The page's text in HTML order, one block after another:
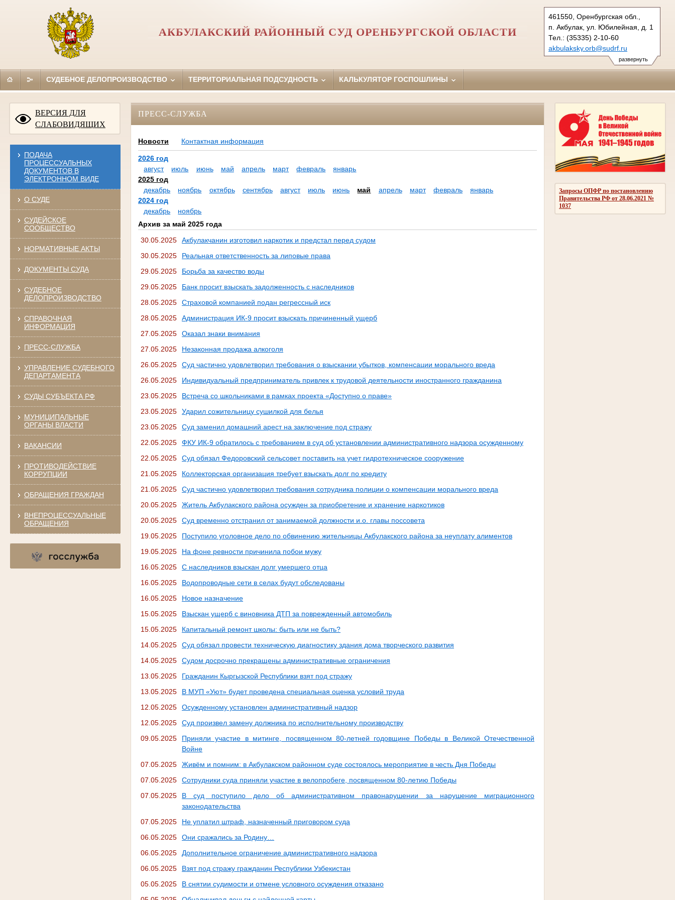
развернуть
461550, Оренбургская обл.,
п. Акбулак, ул. Юбилейная, д. 1
Тел.: (35335) 2-10-60
akbulaksky.orb@sudrf.ru
АКБУЛАКСКИЙ РАЙОННЫЙ СУД ОРЕНБУРГСКОЙ ОБЛАСТИ
СУДЕБНОЕ ДЕЛОПРОИЗВОДСТВО ТЕРРИТОРИАЛЬНАЯ ПОДСУДНОСТЬ КАЛЬКУЛЯТОР ГОСПОШЛИНЫ
ВЕРСИЯ ДЛЯ
СЛАБОВИДЯЩИХ
ПОДАЧА
ПРОЦЕССУАЛЬНЫХ
ДОКУМЕНТОВ В
ЭЛЕКТРОННОМ ВИДЕ
О СУДЕ
СУДЕЙСКОЕ
СООБЩЕСТВО
НОРМАТИВНЫЕ АКТЫ
ДОКУМЕНТЫ СУДА
СУДЕБНОЕ
ДЕЛОПРОИЗВОДСТВО
СПРАВОЧНАЯ
ИНФОРМАЦИЯ
ПРЕСС-СЛУЖБА
УПРАВЛЕНИЕ СУДЕБНОГО
ДЕПАРТАМЕНТА
СУДЫ СУБЪЕКТА РФ
МУНИЦИПАЛЬНЫЕ
ОРГАНЫ ВЛАСТИ
ВАКАНСИИ
ПРОТИВОДЕЙСТВИЕ
КОРРУПЦИИ
ОБРАЩЕНИЯ ГРАЖДАН
ВНЕПРОЦЕССУАЛЬНЫЕ
ОБРАЩЕНИЯ
Запросы ОПФР по постановлению
Правительства РФ от 28.06.2021 №
1037
ПРЕСС-СЛУЖБА
Новости Контактная информация
2026 год
август
июль июнь май апрель март февраль
январь
2025 год
декабрь
ноябрь октябрь сентябрь август июль июнь май апрель март февраль
январь
2024 год
декабрь
ноябрь
Архив за май 2025 года
30.05.2025
Акбулакчанин изготовил наркотик и предстал перед судом
30.05.2025
Реальная ответственность за липовые права
29.05.2025
Борьба за качество воды
29.05.2025
Банк просит взыскать задолженность с наследников
28.05.2025
Страховой компанией подан регрессный иск
28.05.2025
Администрация ИК-9 просит взыскать причиненный ущерб
27.05.2025
Оказал знаки внимания
27.05.2025
Незаконная продажа алкоголя
26.05.2025
Суд частично удовлетворил требования о взыскании убытков, компенсации морального вреда
26.05.2025
Индивидуальный предприниматель привлек к трудовой деятельности иностранного гражданина
23.05.2025
Встреча со школьниками в рамках проекта «Доступно о праве»
23.05.2025
Ударил сожительницу сушилкой для белья
23.05.2025
Суд заменил домашний арест на заключение под стражу
22.05.2025
ФКУ ИК-9 обратилось с требованием в суд об установлении административного надзора осужденному
22.05.2025
Суд обязал Федоровский сельсовет поставить на учет гидротехническое сооружение
21.05.2025
Коллекторская организация требует взыскать долг по кредиту
21.05.2025
Суд частично удовлетворил требования сотрудника полиции о компенсации морального вреда
20.05.2025
Житель Акбулакского района осужден за приобретение и хранение наркотиков
20.05.2025
Суд временно отстранил от занимаемой должности и.о. главы поссовета
19.05.2025
Поступило уголовное дело по обвинению жительницы Акбулакского района за неуплату алиментов
19.05.2025
На фоне ревности причинила побои мужу
16.05.2025
С наследников взыскан долг умершего отца
16.05.2025
Водопроводные сети в селах будут обследованы
16.05.2025
Новое назначение
15.05.2025
Взыскан ущерб с виновника ДТП за поврежденный автомобиль
15.05.2025
Капитальный ремонт школы: быть или не быть?
14.05.2025
Суд обязал провести техническую диагностику здания дома творческого развития
14.05.2025
Судом досрочно прекращены административные ограничения
13.05.2025
Гражданин Кыргызской Республики взят под стражу
13.05.2025
В МУП «Уют» будет проведена специальная оценка условий труда
12.05.2025
Осужденному установлен административный надзор
12.05.2025
Суд произвел замену должника по исполнительному производству
09.05.2025
Приняли участие в митинге, посвященном 80-летней годовщине Победы в Великой Отечественной
Войне
07.05.2025
Живём и помним: в Акбулакском районном суде состоялось мероприятие в честь Дня Победы
07.05.2025
Сотрудники суда приняли участие в велопробеге, посвященном 80-летию Победы
07.05.2025
В суд поступило дело об административном правонарушении за нарушение миграционного
законодательства
07.05.2025
Не уплатил штраф, назначенный приговором суда
06.05.2025
Они сражались за Родину…
06.05.2025
Дополнительное ограничение административного надзора
06.05.2025
Взят под стражу гражданин Республики Узбекистан
05.05.2025
В снятии судимости и отмене условного осуждения отказано